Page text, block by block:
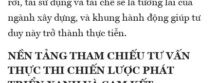
rời, tái sử dụng và tái chế sẽ là tương lai của
ngành xây dựng, và khung hành động giúp tư
duy này trở thành thực tiễn.
NỀN TẢNG THAM CHIẾU TƯ VẤN
THỰC THI CHIẾN LƯỢC PHÁT